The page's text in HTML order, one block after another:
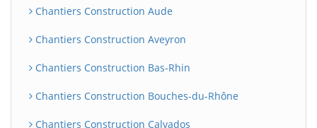
Chantiers Construction Aude
Chantiers Construction Aveyron
Chantiers Construction Bas-Rhin
Chantiers Construction Bouches-du-Rhône
Chantiers Construction Calvados